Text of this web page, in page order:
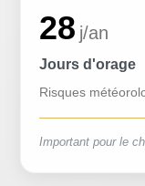
28 j/an
Jours d'orage
Risques
Important pour le